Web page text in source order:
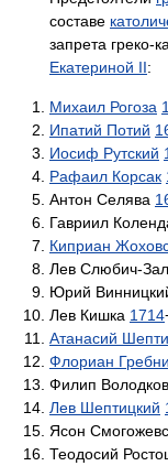
составе
запрета греко-
Екатериной II:
Михаил Рогоза
Ипатий Потий
Иосиф Рутский
Рафаил Корсак
Антон Селява
Гавриил
Киприан
Лев Слюбич-
Юрий
Лев Кишка 1714
Атанасий
Флориан
Филип
Лев Шептицкий
Ясон
Теодосий